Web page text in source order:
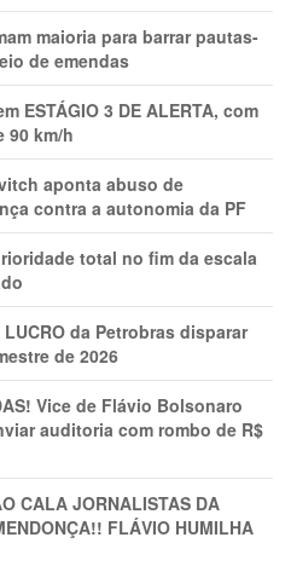
maioria para barrar pautas-
de emendas
ESTÁGIO 3 DE ALERTA, com
90 km/h
aponta abuso de
contra a autonomia da PF
total no fim da escala
da Petrobras disparar
de 2026
Vice de Flávio Bolsonaro
auditoria com rombo de R$
CALA JORNALISTAS DA
FLÁVIO HUMILHA